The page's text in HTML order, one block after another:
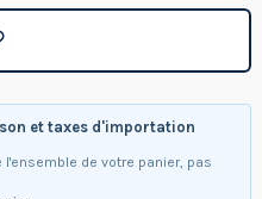
et taxes d'importation
de votre panier, pas